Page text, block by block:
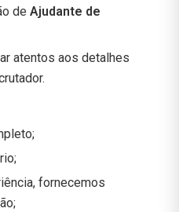
de Ajudante de
atentos aos detalhes
fornecemos